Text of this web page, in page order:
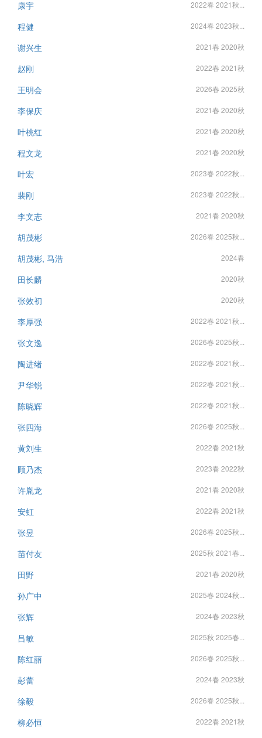
康宇 2022春 2021秋...
程健 2024春 2023秋...
谢兴生 2021春 2020秋
赵刚 2022春 2021秋
王明会 2026春 2025秋
李保庆 2021春 2020秋
叶桃红 2021春 2020秋
程文龙 2021春 2020秋
叶宏 2023春 2022秋...
裴刚 2023春 2022秋...
李文志 2021春 2020秋
胡茂彬 2026春 2025秋...
胡茂彬, 马浩 2024春
田长麟 2020秋
张效初 2020秋
李厚强 2022春 2021秋...
张文逸 2026春 2025秋...
陶进绪 2022春 2021秋...
尹华锐 2022春 2021秋...
陈晓辉 2022春 2021秋...
张四海 2026春 2025秋...
黄刘生 2022春 2021秋
顾乃杰 2023春 2022秋
许胤龙 2021春 2020秋
安虹 2022春 2021秋
张昱 2026春 2025秋...
苗付友 2025秋 2021春...
田野 2021春 2020秋
孙广中 2025春 2024秋...
张辉 2024春 2023秋
吕敏 2025秋 2025春...
陈红丽 2026春 2025秋...
彭蕾 2024春 2023秋
徐毅 2026春 2025秋...
柳必恒 2022春 2021秋